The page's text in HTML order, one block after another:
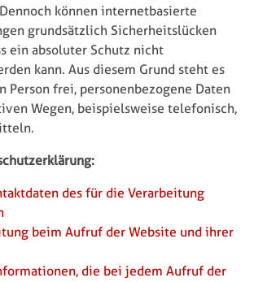
können internetbasierte
grundsätzlich Sicherheitslücken
ein absoluter Schutz nicht
kann. Aus diesem Grund steht es
Person frei, personenbezogene Daten
Wegen, beispielsweise telefonisch,
des für die Verarbeitung
beim Aufruf der Website und ihrer
die bei jedem Aufruf der